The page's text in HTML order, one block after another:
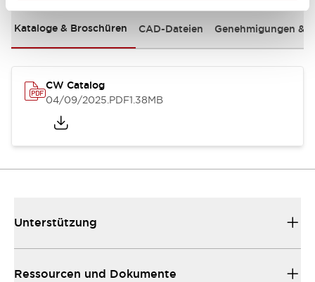
Kataloge & Broschüren CAD-Dateien Genehmigungen &
CW Catalog
04/09/2025.PDF1.38MB
Unterstützung
Ressourcen und Dokumente